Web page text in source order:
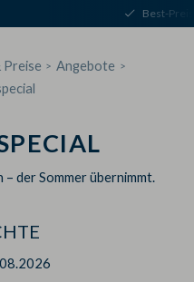
Best-
Preise
Angebote
der Sommer übernimmt.